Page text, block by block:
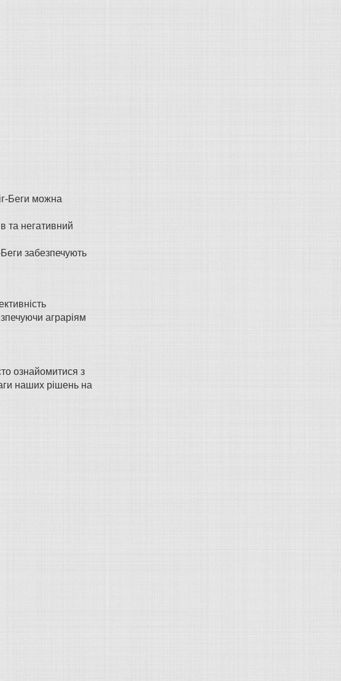
Беги можна
та негативний
Беги забезпечують
аграріям
ознайомитися з
наших рішень на